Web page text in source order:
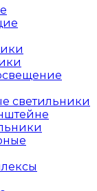
светильники